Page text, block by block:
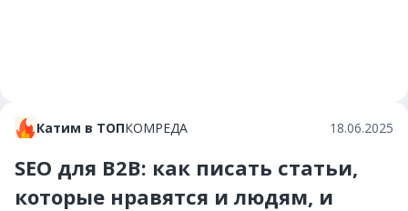
Катим в ТОПКОМРЕДА 18.06.2025
SEO для B2B: как писать статьи,
которые нравятся и людям, и